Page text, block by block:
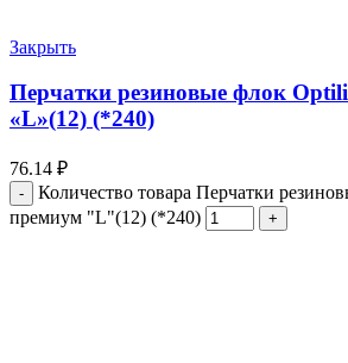
Закрыть
Перчатки резиновые флок
«L»(12) (*240)
76.14 ₽
Количество товара Перчатки
премиум "L"(12) (*240)